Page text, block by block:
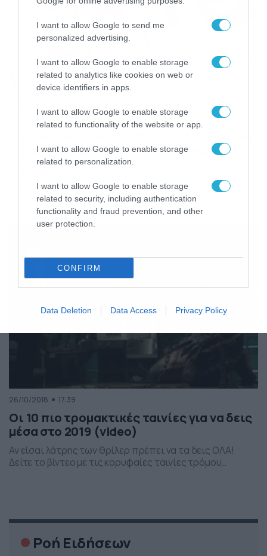
I want to allow Google to send me
personalized advertising.
I want to allow Google to enable storage
related to analytics like cookies on web or
device identifiers in apps.
I want to allow Google to enable storage
related to functionality of the website or app.
I want to allow Google to enable storage
related to personalization.
I want to allow Google to enable storage
related to security, including authentication
functionality and fraud prevention, and other
user protection.
CONFIRM
Data Deletion Data Access Privacy Policy
για το ημερολόγιο του 2019 (photos)
Τσιτσιδώθηκαν για καλό σκοπό! Τα τελευταία χρόνια
πολλοί αθλητές, ηθοποιοί και άλλοι celebrities
φωτογραφίζονται χωρίς ρούχα προκειμένου να
συγκεντρωθούν χρήματα για καλό σκοπό. Το ίδιο συνέβη
και στο χωριό Κεντ, με πρωταγωνιστές όμως τους
απλούς πολίτες. Για χάρη ενός ημερολογίου, 24 πολίτες
26/10/2018 17:39
Οι 10 πιο τρομακτικές ταινίες για να δεις
μέσα στο 2019 (video)
Αν είσαι λάτρης των θρίλερ πρέπει να τα δεις ΟΛΑ!
Δείτε το βίντεο με τις κορυφαίες ταινίες τρόμου…
Ροή Ειδήσεων